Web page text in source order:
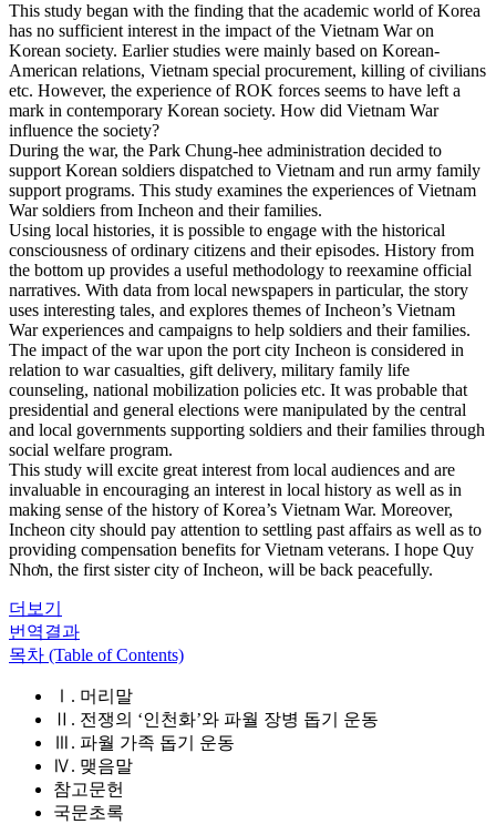
This study began with the finding that the academic world of Korea
has no sufficient interest in the impact of the Vietnam War on
Korean society. Earlier studies were mainly based on Korean-
American relations, Vietnam special procurement, killing of civilians
etc. However, the experience of ROK forces seems to have left a
mark in contemporary Korean society. How did Vietnam War
influence the society?
During the war, the Park Chung-hee administration decided to
support Korean soldiers dispatched to Vietnam and run army family
support programs. This study examines the experiences of Vietnam
War soldiers from Incheon and their families.
Using local histories, it is possible to engage with the historical
consciousness of ordinary citizens and their episodes. History from
the bottom up provides a useful methodology to reexamine official
narratives. With data from local newspapers in particular, the story
uses interesting tales, and explores themes of Incheon’s Vietnam
War experiences and campaigns to help soldiers and their families.
The impact of the war upon the port city Incheon is considered in
relation to war casualties, gift delivery, military family life
counseling, national mobilization policies etc. It was probable that
presidential and general elections were manipulated by the central
and local governments supporting soldiers and their families through
social welfare program.
This study will excite great interest from local audiences and are
invaluable in encouraging an interest in local history as well as in
making sense of the history of Korea’s Vietnam War. Moreover,
Incheon city should pay attention to settling past affairs as well as to
providing compensation benefits for Vietnam veterans. I hope Quy
Nhơn, the first sister city of Incheon, will be back peacefully.
더보기
번역결과
목차 (Table of Contents)
Ⅰ. 머리말
Ⅱ. 전쟁의 ‘인천화’와 파월 장병 돕기 운동
Ⅲ. 파월 가족 돕기 운동
Ⅳ. 맺음말
참고문헌
국문초록